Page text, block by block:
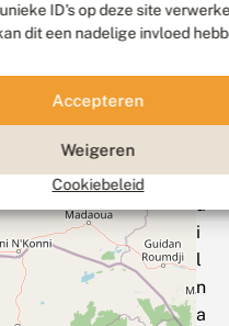
ID's op deze site
dit een nadelige invloed
Accepteren
Weigeren
Cookiebeleid
n
e
e
m
a
i
l
n
a